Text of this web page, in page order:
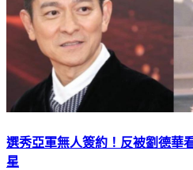
選秀亞軍無人簽約！反被劉德
星